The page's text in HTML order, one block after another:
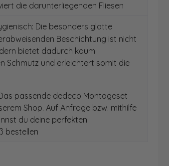
die darunterliegenden Fliesen
Die besonders glatte
Beschichtung ist nicht
bietet dadurch kaum
Schmutz und erleichtert somit die
passende dedeco Montageset
Shop. Auf Anfrage bzw. mithilfe
du deine perfekten
bestellen